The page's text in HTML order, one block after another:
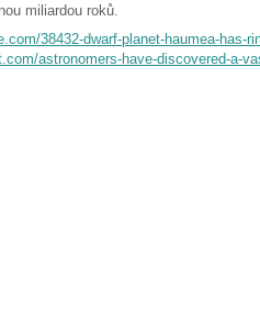
miliardou roků.
38432-dwarf-planet-haumea-has-
astronomers-have-discovered-a-